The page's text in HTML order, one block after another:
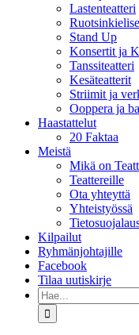
Lastenteatteri
Stand Up
Konsertit ja
Tanssiteatteri
Kesäteatterit
Striimit ja
Ooppera ja
Haastattelut
20 Faktaa
Meistä
Mikä on
Teattereille
Ota yhteyttä
Yhteistyössä
Kilpailut
Ryhmänjohtajille
Facebook
Tilaa uutiskirje
Etsi
...